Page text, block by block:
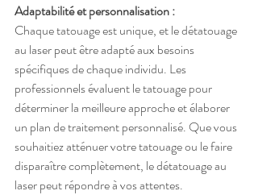
Adaptabilité et personnalisation :
Chaque tatouage est unique, et le détatouage
au laser peut être adapté aux besoins
spécifiques de chaque individu. Les
professionnels évaluent le tatouage pour
déterminer la meilleure approche et élaborer
un plan de traitement personnalisé. Que vous
souhaitiez atténuer votre tatouage ou le faire
disparaître complètement, le détatouage au
laser peut répondre à vos attentes.